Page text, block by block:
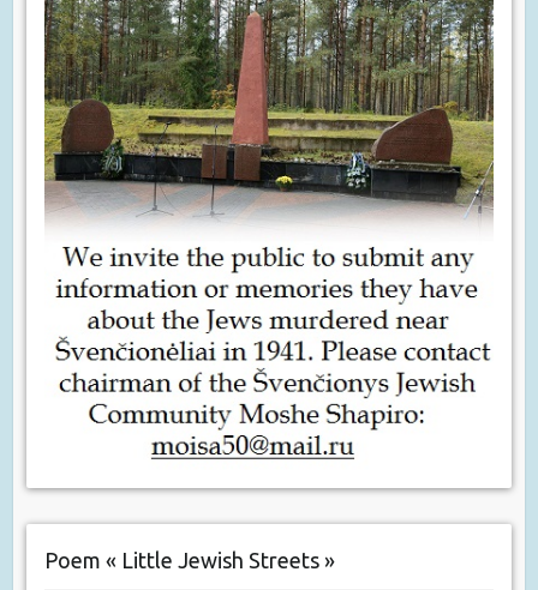
Poem « Little Jewish Streets »